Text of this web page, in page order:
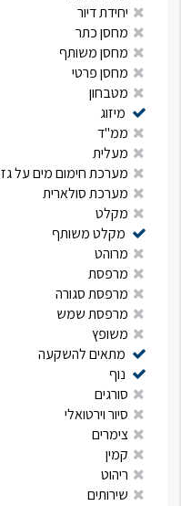
יחידת דיור
מחסן כתר
מחסן משותף
מחסן פרטי
מטבחון
מיזוג
ממ"ד
מעלית
מערכת חימום מים על גז
מערכת סולארית
מקלט
מקלט משותף
מרוהט
מרפסת
מרפסת סגורה
מרפסת שמש
משופץ
מתאים להשקעה
נוף
סורגים
סיור וירטואלי
צימרים
קמין
ריהוט
שירותים